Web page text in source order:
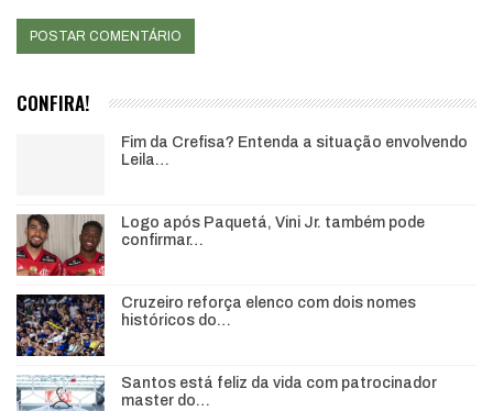
CONFIRA!
Fim da Crefisa? Entenda a situação envolvendo
Leila…
Logo após Paquetá, Vini Jr. também pode
confirmar…
Cruzeiro reforça elenco com dois nomes
históricos do…
Santos está feliz da vida com patrocinador
master do…